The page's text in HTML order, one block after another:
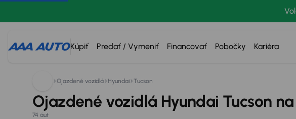
Kúpiť Predať / Vymeniť Financovať Pobočky Kariéra
Hľadáte: Zrušiť všetko
Ojazdené vozidlá Hyundai Tucson
Ojazdené vozidlá Hyundai Tucson
74 áut